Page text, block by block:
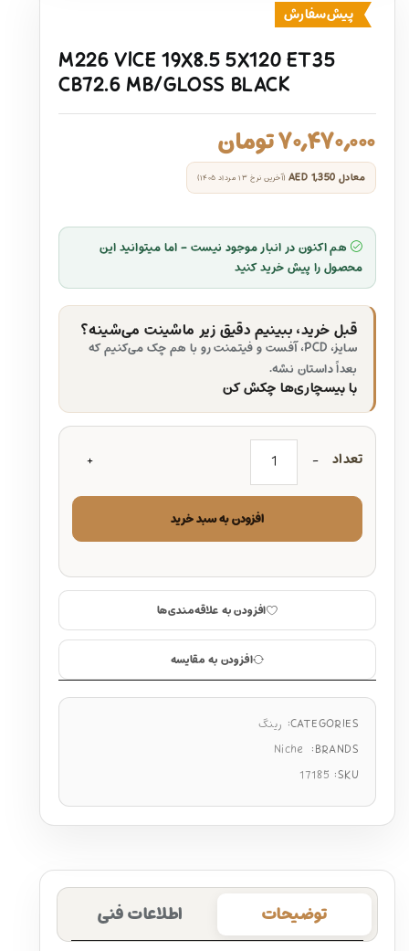
پیش‌سفارش
M226 VICE 19X8.5 5X120 ET35
CB72.6 MB/GLOSS BLACK
۷۰,۴۷۰,۰۰۰تومان
معادل AED 1,350 (آخرین نرخ ۱۳ مرداد ۱۴۰۵)
هم اکنون در انبار موجود نیست - اما میتوانید این
محصول را پیش خرید کنید
قبل خرید، ببینیم دقیق زیر ماشینت می‌شینه؟
سایز، PCD، آفست و فیتمنت رو با هم چک می‌کنیم که
بعداً داستان نشه.
با بیسچاری‌ها چکش کن
تعداد
افزودن به سبد خرید
افزودن به علاقه‌مندی‌ها
افزودن به مقایسه
CATEGORIES: رینگ
BRANDS:
Niche
SKU:
17185
توضیحات اطلاعات فنی